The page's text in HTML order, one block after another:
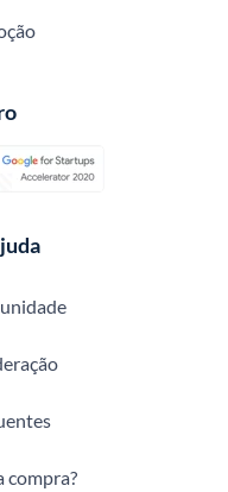
compra?